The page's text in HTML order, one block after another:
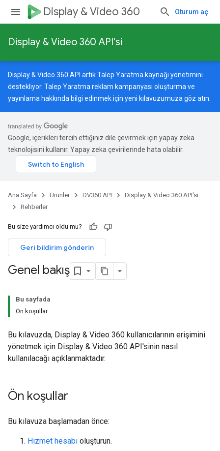
Display & Video 360 Oturum aç
Display & Video 360 API'si
Display & Video 360 API artık Talep Yaratma kaynağı yönetimini
destekliyor. Talep Yaratma reklam kampanyası oluşturma ve
yayınlama hakkında bilgi edinmek için yeni kılavuzumuza göz atın.
Google, içerikleri tercih ettiğiniz dile çevirmek için yapay zeka
teknolojisini kullanır. Yapay zeka çevirilerinde hata olabilir.
Ana Sayfa Ürünler DV360 API
Display & Video 360 API'si
Rehberler
Bu size yardımcı oldu mu?
Geri bildirim gönderin
Genel bakış
Bu sayfada
Ön koşullar
Bu kılavuzda, Display & Video 360 kullanıcılarının erişimini
yönetmek için Display & Video 360 API'sinin nasıl
kullanılacağı açıklanmaktadır.
Ön koşullar
Bu kılavuza başlamadan önce:
Hizmet hesabı oluşturun.